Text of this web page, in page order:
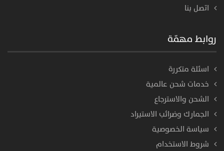
اتصل بنا
روابط مهمّة
اسئلة متكررة
خدمات شحن عالمية
الشحن والاسترجاع
الجمارك وضرائب الاستيراد
سياسة الخصوصية
شروط الاستخدام